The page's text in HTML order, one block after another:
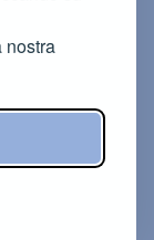
nostra